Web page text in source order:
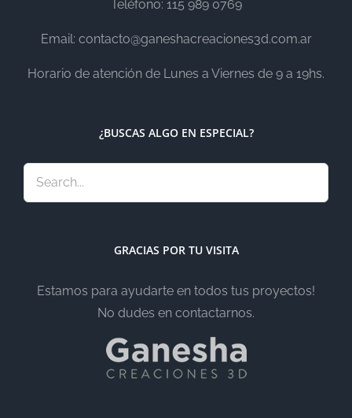
Teléfono: 115 989 0769
Email: contacto@ganeshacreaciones3d.com.ar
Horario de atención de Lunes a Viernes de 9 a 19hs.
¿BUSCAS ALGO EN ESPECIAL?
GRACIAS POR TU VISITA
Estamos para ayudarte en todos tus proyectos!
No dudes en contactarnos.